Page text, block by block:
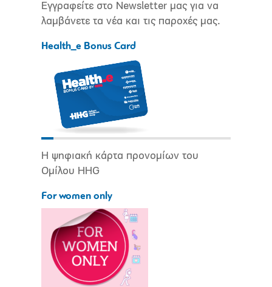
Εγγραφείτε στο Newsletter μας για να
λαμβάνετε τα νέα και τις παροχές μας.
Health_e Bonus Card
Η ψηφιακή κάρτα προνομίων του
Ομίλου HHG
For women only